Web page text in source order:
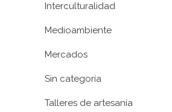
Interculturalidad
Medioambiente
Mercados
Sin categoría
Talleres de artesanía